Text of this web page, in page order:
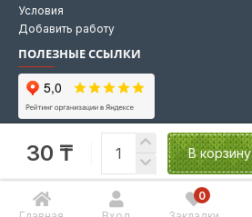
30 ₸ В корзину
0
Условия
Добавить работу
ПОЛЕЗНЫЕ ССЫЛКИ
Мы на Яндекс картах
Мы в 2GIS